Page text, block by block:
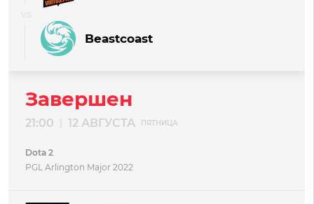
Beastcoast
Завершен
21:00 12 АВГУСТА ПЯТНИЦА
Dota 2
PGL Arlington Major 2022